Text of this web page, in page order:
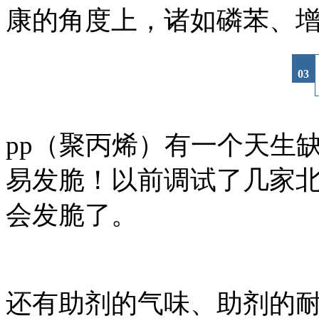
康的角度上，诸如磷苯、
03
pp（聚丙烯）有一个天生
易发脆！以前调试了几家
会发脆了。
还有助剂的气味、助剂的